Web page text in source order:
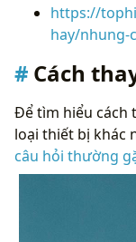
https://
hay/nhung-
Cách
Để tìm hiểu cách
loại thiết bị khác
câu hỏi thường